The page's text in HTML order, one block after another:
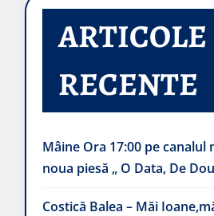
ARTICOLE
RECENTE
Mâine Ora 17:00 pe canalul
noua piesă „ O Data, De
Costică Balea – Măi